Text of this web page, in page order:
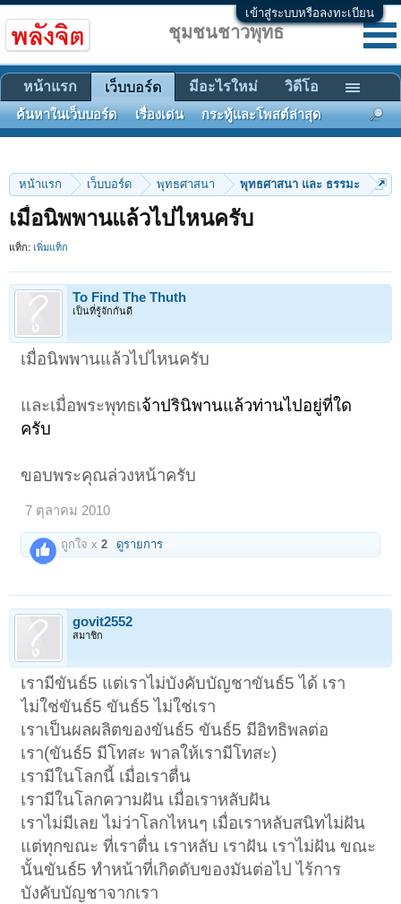
เข้าสู่ระบบหรือลงทะเบียน
หน้าแรก เว็บบอร์ด พุทธศาสนา พุทธศาสนา และ ธรรมะ
เมื่อนิพพานแล้วไปไหนครับ
แท็ก: เพิ่มแท็ก
To Find The Thuth
เป็นที่รู้จักกันดี
เมื่อนิพพานแล้วไปไหนครับ
และเมื่อพระพุทธเจ้าปรินิพานแล้วท่านไปอยู่ที่ใด
ครับ
ขอบพระคุณล่วงหน้าครับ
7 ตุลาคม 2010
ถูกใจ x2 ดูรายการ
govit2552
สมาชิก
เรามีขันธ์5 แต่เราไม่บังคับบัญชาขันธ์5 ได้ เรา
ไม่ใช่ขันธ์5 ขันธ์5 ไม่ใช่เรา
เราเป็นผลผลิตของขันธ์5 ขันธ์5 มีอิทธิพลต่อ
เรา(ขันธ์5 มีโทสะ พาลให้เรามีโทสะ)
เรามีในโลกนี้ เมื่อเราตื่น
เรามีในโลกความฝัน เมื่อเราหลับฝัน
เราไม่มีเลย ไม่ว่าโลกไหนๆ เมื่อเราหลับสนิทไม่ฝัน
แต่ทุกขณะ ที่เราตื่น เราหลับ เราฝัน เราไม่ฝัน ขณะ
นั้นขันธ์5 ทำหน้าที่เกิดดับของมันต่อไป ไร้การ
บังคับบัญชาจากเรา
ชุมชนชาวพุทธ
หน้าแรก เว็บบอร์ด
ค้นหาในเว็บบอร์ด เรื่องเด่น กระทู้และโพสต์ล่าสุด
มีอะไรใหม่ วิดีโอ